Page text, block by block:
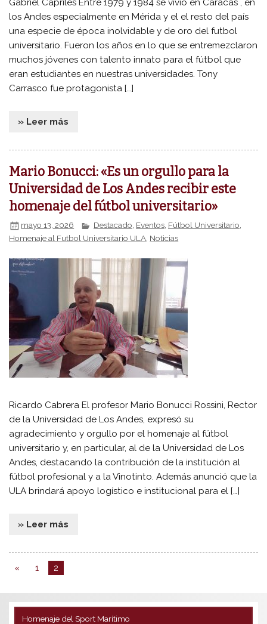
Gabriel Capriles Entre 1979 y 1984 se vivió en Caracas , en
los Andes especialmente en Mérida y el el resto del país
una especie de época inolvidable y de oro del futbol
universitario. Fueron los años en lo que se entremezclaron
muchos jóvenes con talento innato para el fútbol que
eran estudiantes en nuestras universidades. Tony
Carrasco fue protagonista […]
» Leer más
Mario Bonucci: «Es un orgullo para la
Universidad de Los Andes recibir este
homenaje del fútbol universitario»
mayo 13, 2026 Destacado, Eventos, Fútbol Universitario,
Homenaje al Futbol Universitario ULA Noticias
Ricardo Cabrera El profesor Mario Bonucci Rossini, Rector
de la Universidad de Los Andes, expresó su
agradecimiento y orgullo por el homenaje al fútbol
universitario y, en particular, al de la Universidad de Los
Andes, destacando la contribución de la institución al
fútbol profesional y a la Vinotinto. Además anunció que la
ULA brindará apoyo logístico e institucional para el […]
» Leer más
« 1 2
Homenaje del Sport Marítimo